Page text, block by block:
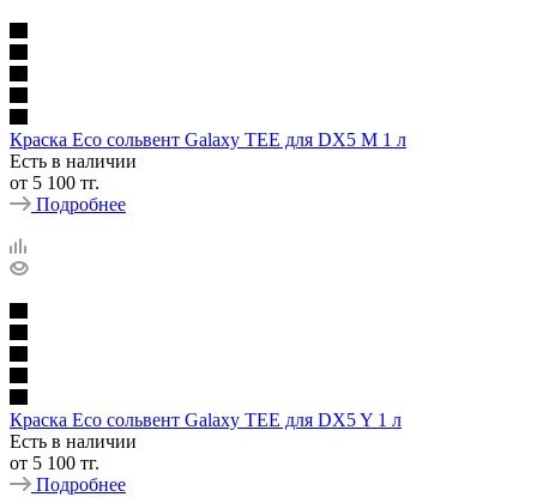
Краска Eco сольвент Galaxy TEE для DX5 M 1 л
Есть в наличии
от 5 100 тг.
Подробнее
Краска Eco сольвент Galaxy TEE для DX5 Y 1 л
Есть в наличии
от 5 100 тг.
Подробнее